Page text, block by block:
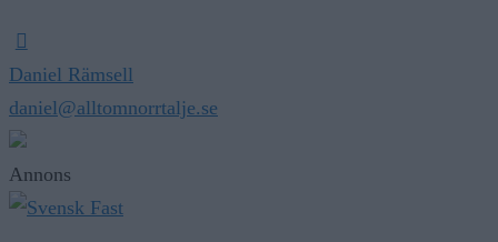
Daniel Rämsell
daniel@alltomnorrtalje.se
Annons